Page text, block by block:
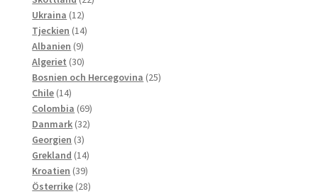
Ukraina 1212
produkter
Tjeckien 1414
Albanien 99
produkter
Algeriet 3030
produkter
Bosnien och Hercegovina 2525
Chile 1414
produkter
Colombia 6969
produkter
Danmark 3232
Georgien 33
produkter
Grekland 1414
produkter
Kroatien 3939
produkter
Österrike 2828